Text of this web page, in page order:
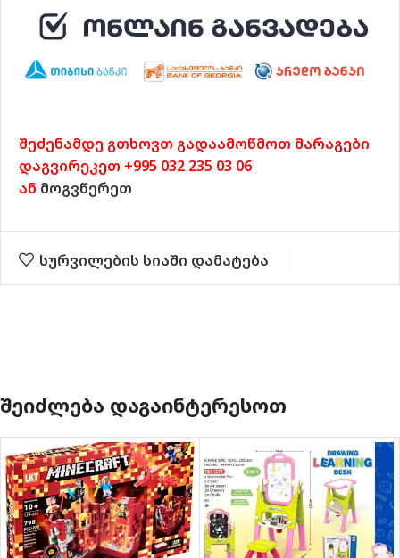
შეძენამდე გთხოვთ გადაამოწმოთ მარაგები
დაგვირეკეთ +995 032 235 03 06
ან მოგვწერეთ
სურვილების სიაში დამატება
ᲨᲔᲘᲫᲚᲔᲑᲐ ᲓᲐᲒᲐᲘᲜᲢᲔᲠᲔᲡᲝᲗ